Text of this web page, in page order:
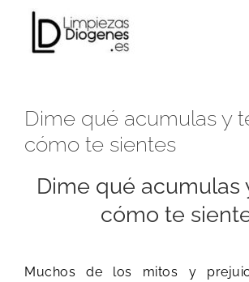
content
Dime qué acumulas y
cómo te sientes
Dime qué acumulas
cómo te
Muchos de los mitos y